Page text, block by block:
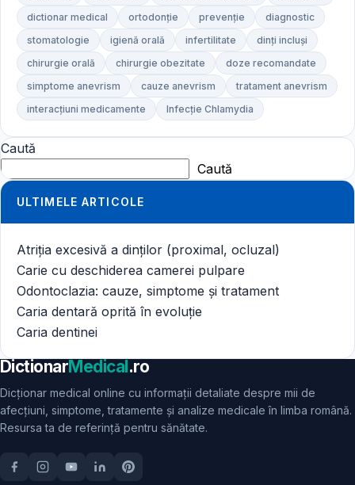
dictionar medical
ortodonție prevenție
diagnostic
stomatologie
igienă orală infertilitate
dinți incluși
chirurgie orală
chirurgie obezitate
doze recomandate
simptome anevrism
cauze anevrism
tratament anevrism
interacțiuni medicamente
Infecție Chlamydia
Caută
Caută
ULTIMELE ARTICOLE
Atriția excesivă a dinților (proximal, ocluzal)
Carie cu deschiderea camerei pulpare
Odontoclazia: cauze, simptome și tratament
Caria dentară oprită în evoluție
Caria dentinei
DictionarMedical.ro
Dicționar medical online cu informații detaliate despre mii de
afecțiuni, simptome, tratamente și analize medicale în limba română.
Resursa ta de referință pentru sănătate.